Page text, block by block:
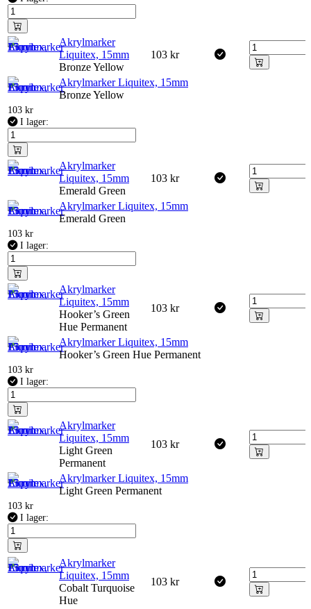
Akrylmarker
Liquitex, 15mm
Bronze Yellow
103 kr
Akrylmarker Liquitex, 15mm
Bronze Yellow
103 kr
I lager:
Akrylmarker
Liquitex, 15mm
Emerald Green
103 kr
Akrylmarker Liquitex, 15mm
Emerald Green
103 kr
I lager:
Akrylmarker
Liquitex, 15mm
Hooker’s Green
Hue Permanent
103 kr
Akrylmarker Liquitex, 15mm
Hooker’s Green Hue Permanent
103 kr
I lager:
Akrylmarker
Liquitex, 15mm
Light Green
Permanent
103 kr
Akrylmarker Liquitex, 15mm
Light Green Permanent
103 kr
I lager:
Akrylmarker
Liquitex, 15mm
Cobalt Turquoise
Hue
103 kr